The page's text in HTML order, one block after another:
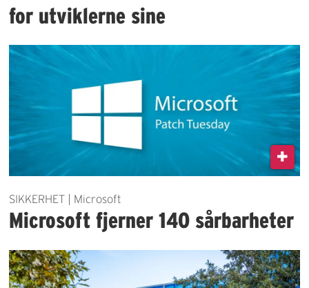
for utviklerne sine
SIKKERHET | Microsoft
Microsoft fjerner 140 sårbarheter